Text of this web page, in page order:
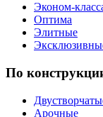
Эконом-
Оптима
Элитные
По
Арочные